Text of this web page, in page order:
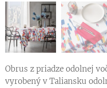
Obrus ​​z priadze odolnej
vyrobený v Taliansku